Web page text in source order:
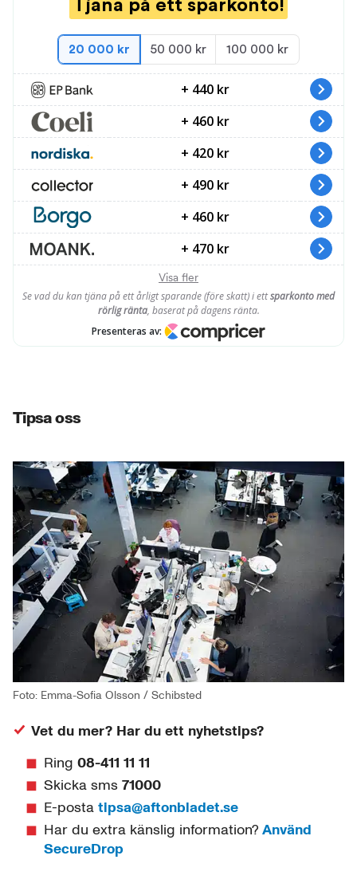
Tipsa oss
Foto: Emma-Sofia Olsson / Schibsted
Vet du mer? Har du ett nyhetstips?
Ring 08-411 11 11
Skicka sms 71000
E-posta tipsa@aftonbladet.se
Har du extra känslig information? Använd
SecureDrop